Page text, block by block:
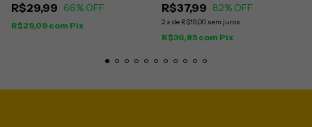
R$29,99 66% OFF
R$29,09 com Pix
R$37,99 82% OFF
2x de R$19,00 sem juros
R$36,85 com Pix